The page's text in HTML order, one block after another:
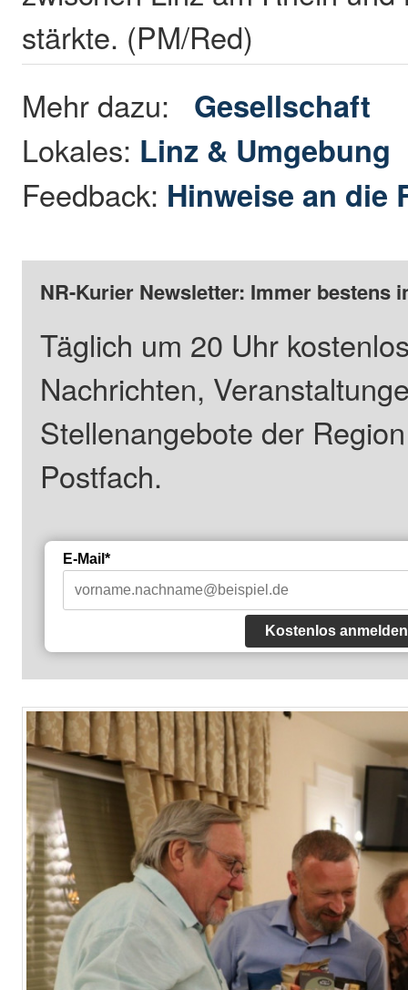
stärkte. (PM/Red)
Mehr dazu: Gesellschaft
Lokales: Linz & Umgebung
Feedback: Hinweise an die
NR-Kurier Newsletter: Immer bestens
Täglich um 20 Uhr
Nachrichten,
Stellenangebote der
Postfach.
E-Mail*
Kostenlos anmelden